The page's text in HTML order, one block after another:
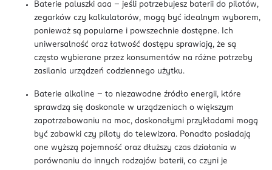
Baterie paluszki aaa – jeśli potrzebujesz baterii do pilotów,
zegarków czy kalkulatorów, mogą być idealnym wyborem,
ponieważ są popularne i powszechnie dostępne. Ich
uniwersalność oraz łatwość dostępu sprawiają, że są
często wybierane przez konsumentów na różne potrzeby
zasilania urządzeń codziennego użytku.
Baterie alkaline – to niezawodne źródło energii, które
sprawdzą się doskonale w urządzeniach o większym
zapotrzebowaniu na moc, doskonałymi przykładami mogą
być zabawki czy piloty do telewizora. Ponadto posiadają
one wyższą pojemność oraz dłuższy czas działania w
porównaniu do innych rodzajów baterii, co czyni je